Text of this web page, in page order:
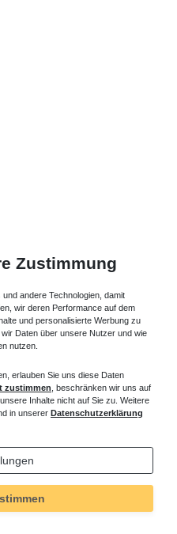
Zustimmung
andere Technologien, damit
wir deren Performance auf dem
und personalisierte Werbung zu
Daten über unsere Nutzer und wie
nutzen.
erlauben Sie uns diese Daten
zustimmen , beschränken wir uns auf
Inhalte nicht auf Sie zu. Weitere
in unserer Datenschutzerklärung